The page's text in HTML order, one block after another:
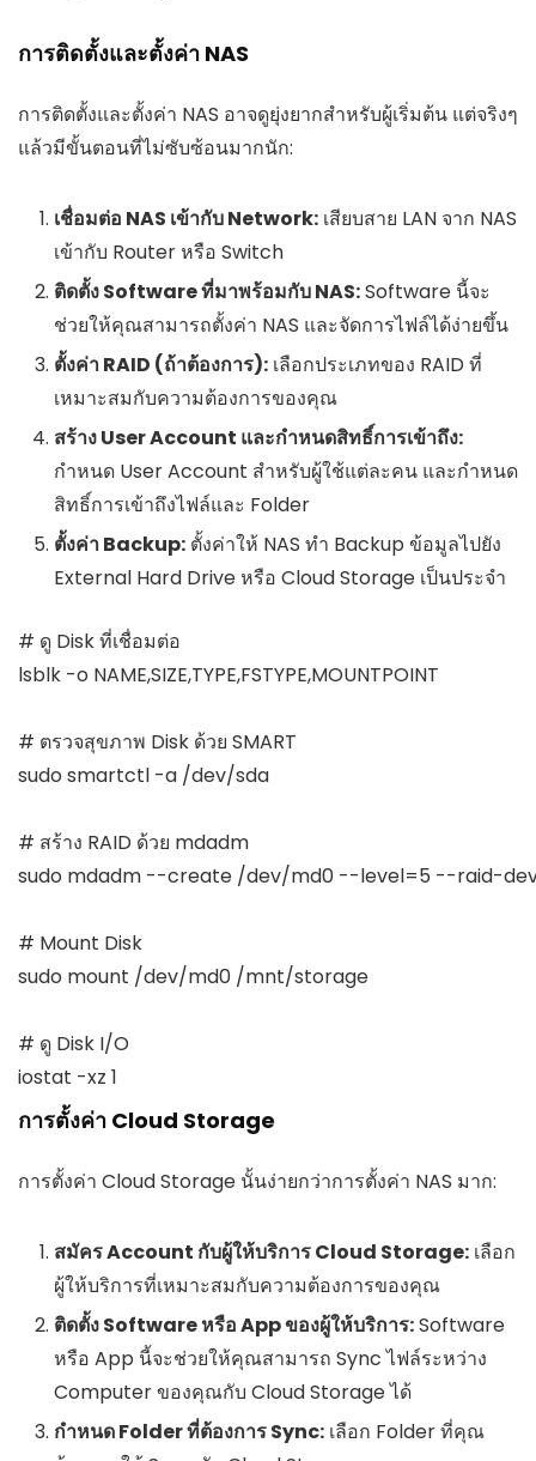
การติดตั้งและตั้งค่า NAS
การติดตั้งและตั้งค่า NAS อาจดูยุ่งยากสำหรับผู้เริ่มต้น แต่จริงๆ
แล้วมีขั้นตอนที่ไม่ซับซ้อนมากนัก:
เชื่อมต่อ NAS เข้ากับ Network: เสียบสาย LAN จาก NAS
เข้ากับ Router หรือ Switch
ติดตั้ง Software ที่มาพร้อมกับ NAS:Software นี้จะ
ช่วยให้คุณสามารถตั้งค่า NAS และจัดการไฟล์ได้ง่ายขึ้น
ตั้งค่า RAID (ถ้าต้องการ): เลือกประเภทของ RAID ที่
เหมาะสมกับความต้องการของคุณ
สร้าง User Account และกำหนดสิทธิ์การเข้าถึง:
กำหนด User Account สำหรับผู้ใช้แต่ละคน และกำหนด
สิทธิ์การเข้าถึงไฟล์และ Folder
ตั้งค่า Backup: ตั้งค่าให้ NAS ทำ Backup ข้อมูลไปยัง
External Hard Drive หรือ Cloud Storage เป็นประจำ
# ดู Disk ที่เชื่อมต่อ
lsblk -o NAME,SIZE,TYPE,FSTYPE,MOUNTPOINT
# ตรวจสุขภาพ Disk ด้วย SMART
sudo smartctl -a /dev/sda
# สร้าง RAID ด้วย mdadm
sudo mdadm --create /dev/md0 --level=5 --raid-
# Mount Disk
sudo mount /dev/md0 /mnt/storage
# ดู Disk I/O
iostat -xz 1
การตั้งค่า Cloud Storage
การตั้งค่า Cloud Storage นั้นง่ายกว่าการตั้งค่า NAS มาก:
สมัคร Account กับผู้ให้บริการ Cloud Storage: เลือก
ผู้ให้บริการที่เหมาะสมกับความต้องการของคุณ
ติดตั้ง Software หรือ App ของผู้ให้บริการ:Software
หรือ App นี้จะช่วยให้คุณสามารถ Sync ไฟล์ระหว่าง
Computer ของคุณกับ Cloud Storage ได้
กำหนด Folder ที่ต้องการ Sync: เลือก Folder ที่คุณ